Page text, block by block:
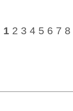
1 2 3 4 5 6 7 8